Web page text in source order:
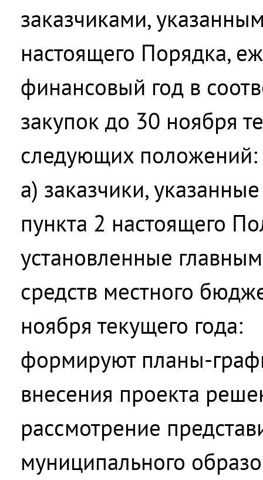
заказчиками,
настоящего Порядка,
финансовый год в
закупок до 30 ноября
следующих положений:
а) заказчики,
пункта 2 настоящего
установленные
средств местного
ноября текущего года:
формируют планы-
внесения проекта
рассмотрение
муниципального